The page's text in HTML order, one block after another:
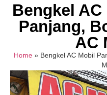
Bengkel
Panjang,
AC
Home» Bengkel AC Mobil